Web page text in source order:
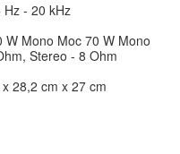
Hz - 20 kHz
Mono Moc 70 W Mono
Stereo - 8 Ohm
28,2 cm x 27 cm